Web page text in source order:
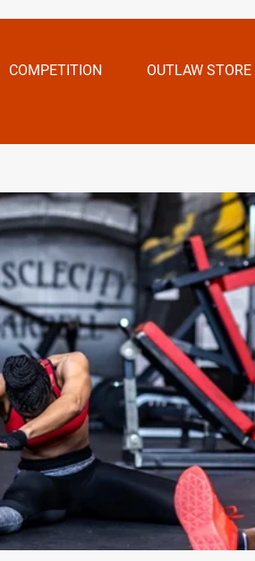
COMPETITION OUTLAW STORE